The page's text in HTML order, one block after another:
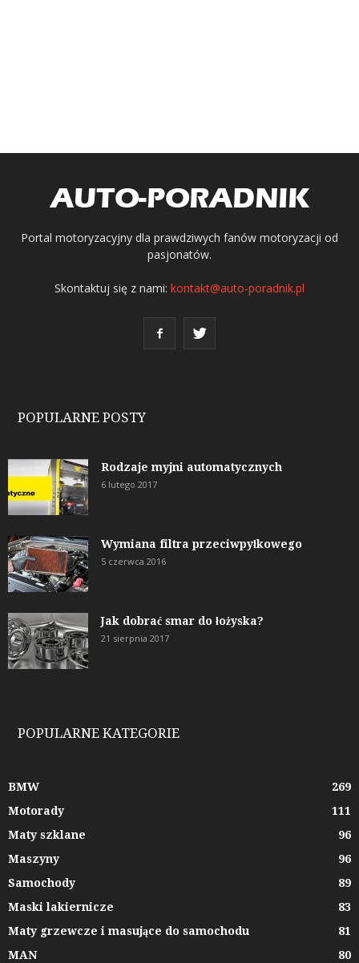
Portal motoryzacyjny dla prawdziwych fanów motoryzacji od
pasjonatów.
Skontaktuj się z nami: kontakt@auto-poradnik.pl
POPULARNE POSTY
Rodzaje myjni automatycznych
6 lutego 2017
Wymiana filtra przeciwpyłkowego
5 czerwca 2016
Jak dobrać smar do łożyska?
21 sierpnia 2017
POPULARNE KATEGORIE
BMW
269
Motorady
111
Maty szklane
96
Maszyny
96
Samochody
89
Maski lakiernicze
83
Maty grzewcze i masujące do samochodu
81
MAN
80